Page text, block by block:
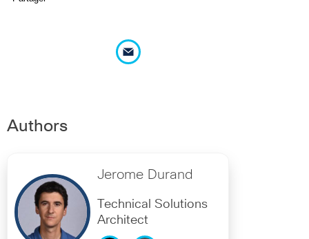
Authors
Jerome Durand
Technical Solutions
Architect